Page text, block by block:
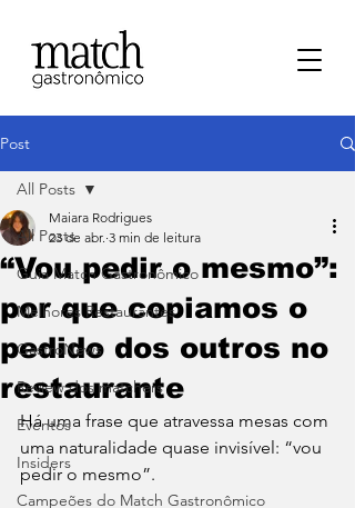
Post
All Posts
⁠Guia Match Gastronômico
Melhores Restaurantes
⁠GastroNews
Review dos matchers
Eventos
⁠Insiders
Campeões do Match Gastronômico
All Posts
“Vou pedir o mesmo”:
por que copiamos o
pedido dos outros no
restaurante
Maiara Rodrigues
23 de abr. 3 min de leitura
Há uma frase que atravessa mesas com
uma naturalidade quase invisível: “vou
pedir o mesmo”.